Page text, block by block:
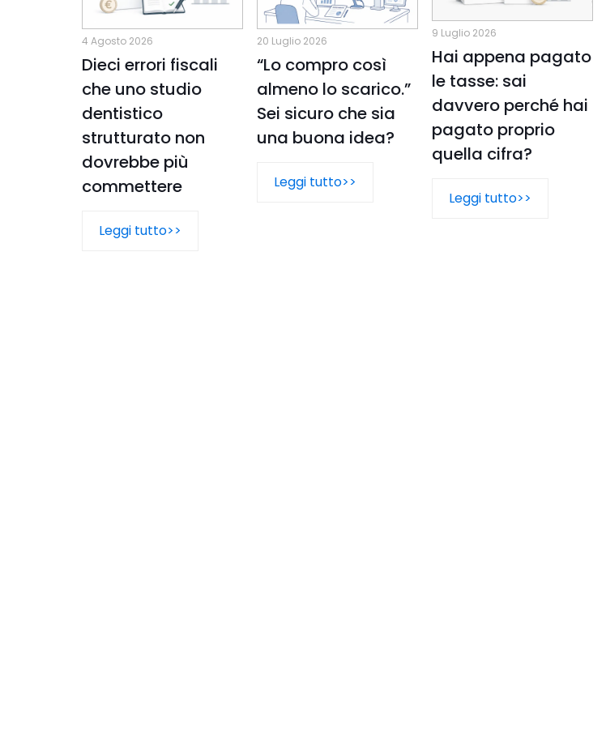
4 Agosto 2026
Dieci errori fiscali
che uno studio
dentistico
strutturato non
dovrebbe più
commettere
Leggi tutto>>
20 Luglio 2026
“Lo compro così
almeno lo scarico.”
Sei sicuro che sia
una buona idea?
Leggi tutto>>
9 Luglio 2026
Hai appena pagato
le tasse: sai
davvero perché hai
pagato proprio
quella cifra?
Leggi tutto>>